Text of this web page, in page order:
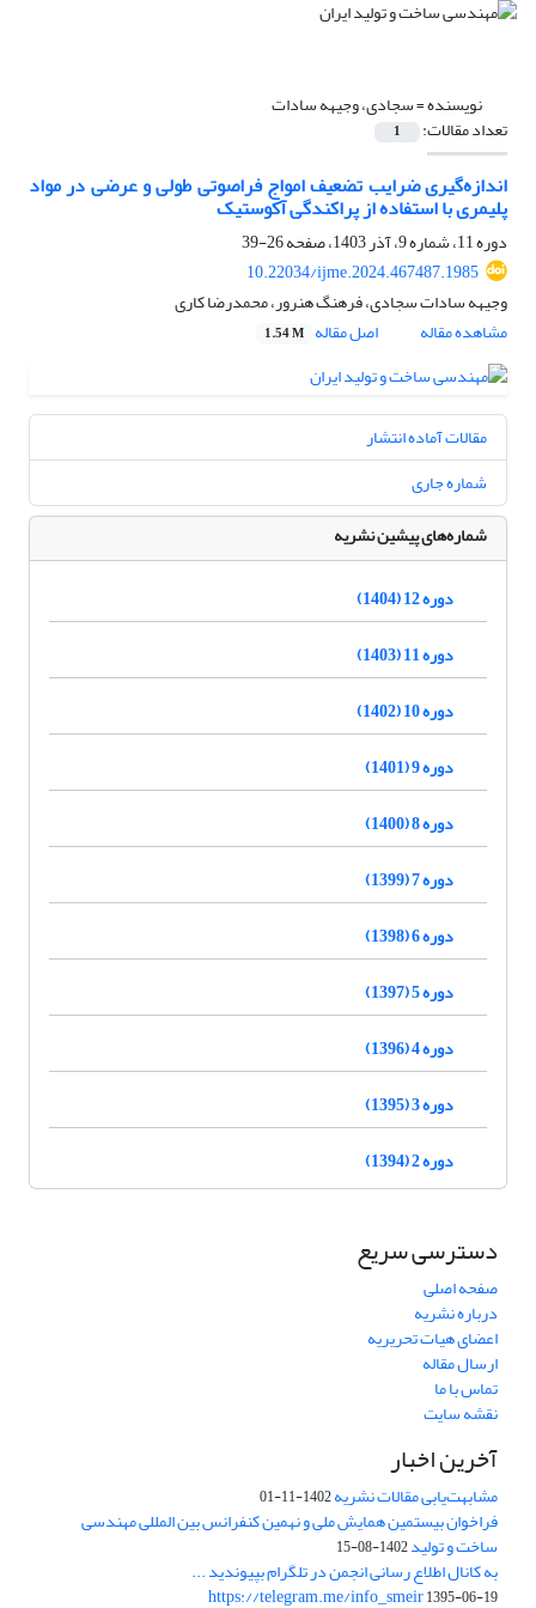
نویسنده =سجادی، وجیهه سادات
تعداد مقالات: 1
اندازه‌گیری ضرایب تضعیف امواج فراصوتی طولی و عرضی در مواد
پلیمری با استفاده از پراکندگی آکوستیک
دوره 11، شماره 9، آذر 1403، صفحه
26-39
10.22034/ijme.2024.467487.1985
وجیهه سادات سجادی، فرهنگ هنرور، محمدرضا کاری
مشاهده مقاله
اصل مقاله 1.54 M
مقالات آماده انتشار
شماره جاری
شماره‌های پیشین نشریه
دوره 12 (1404)
دوره 11 (1403)
دوره 10 (1402)
دوره 9 (1401)
دوره 8 (1400)
دوره 7 (1399)
دوره 6 (1398)
دوره 5 (1397)
دوره 4 (1396)
دوره 3 (1395)
دوره 2 (1394)
دسترسی سریع
صفحه اصلی
درباره نشریه
اعضای هیات تحریریه
ارسال مقاله
تماس با ما
نقشه سایت
آخرین اخبار
مشابهت‌یابی مقالات نشریه1402-11-01
فراخوان بیستمین همایش ملی و نهمین کنفرانس بین المللی مهندسی
ساخت و تولید1402-08-15
به کانال اطلاع رسانی انجمن در تلگرام بپیوندید ...
https://telegram.me/info_smeir1395-06-19